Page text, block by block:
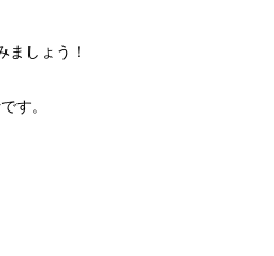
ましょう！
す。